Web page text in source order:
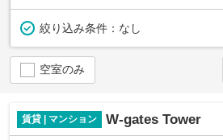
絞り込み条件： なし
空室のみ
賃貸 | マンション W-gates Tower